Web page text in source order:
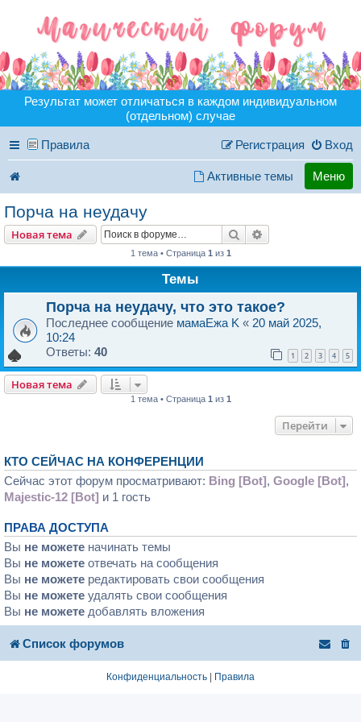
Результат может отличаться в каждом индивидуальном
(отдельном) случае
Правила Вход
Регистрация
Активные темы Меню
Порча на неудачу
Новая тема Поиск
1 тема • Страница 1 из 1
Темы
Порча на неудачу, что это такое?
Последнее сообщение мамаEжа K « 20 май 2025,
10:24
Ответы: 40 1 2 3 4 5
Новая тема
1 тема • Страница 1 из 1
Перейти
КТО СЕЙЧАС НА КОНФЕРЕНЦИИ
Сейчас этот форум просматривают: Bing [Bot], Google [Bot],
Majestic-12 [Bot] и 1 гость
ПРАВА ДОСТУПА
Вы не можете начинать темы
Вы не можете отвечать на сообщения
Вы не можете редактировать свои сообщения
Вы не можете удалять свои сообщения
Вы не можете добавлять вложения
Список форумов
Конфиденциальность Правила